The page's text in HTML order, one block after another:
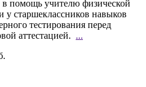
помощь учителю физической
у старшеклассников навыков
тестирования перед
аттестацией. ...